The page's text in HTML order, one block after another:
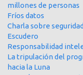
millones de personas
Fríos datos
Charla sobre
Escudero
Responsabilidad
La tripulación del
hacia la Luna